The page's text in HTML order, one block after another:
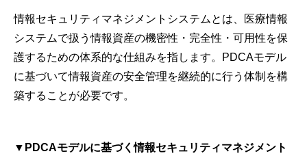
情報セキュリティマネジメントシステムとは、医療情報
システムで扱う情報資産の機密性・完全性・可用性を保
護するための体系的な仕組みを指します。PDCAモデル
に基づいて情報資産の安全管理を継続的に行う体制を構
築することが必要です。
▼PDCAモデルに基づく情報セキュリティマネジメント